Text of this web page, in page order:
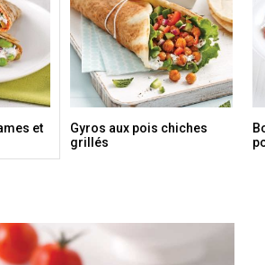
et
Gyros aux pois chiches
grillés